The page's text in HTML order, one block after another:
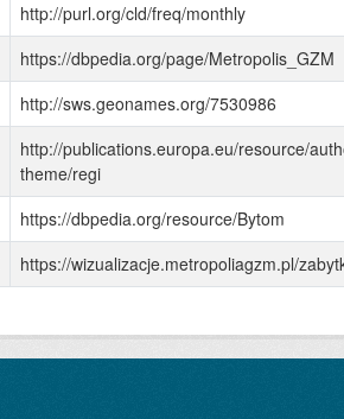
http://purl.org/cld/freq/monthly
https://dbpedia.org/page/Metropolis_GZM
http://sws.geonames.org/7530986
http://publications.europa.eu/resource/
theme/regi
https://dbpedia.org/resource/Bytom
https://wizualizacje.metropoliagzm.pl/